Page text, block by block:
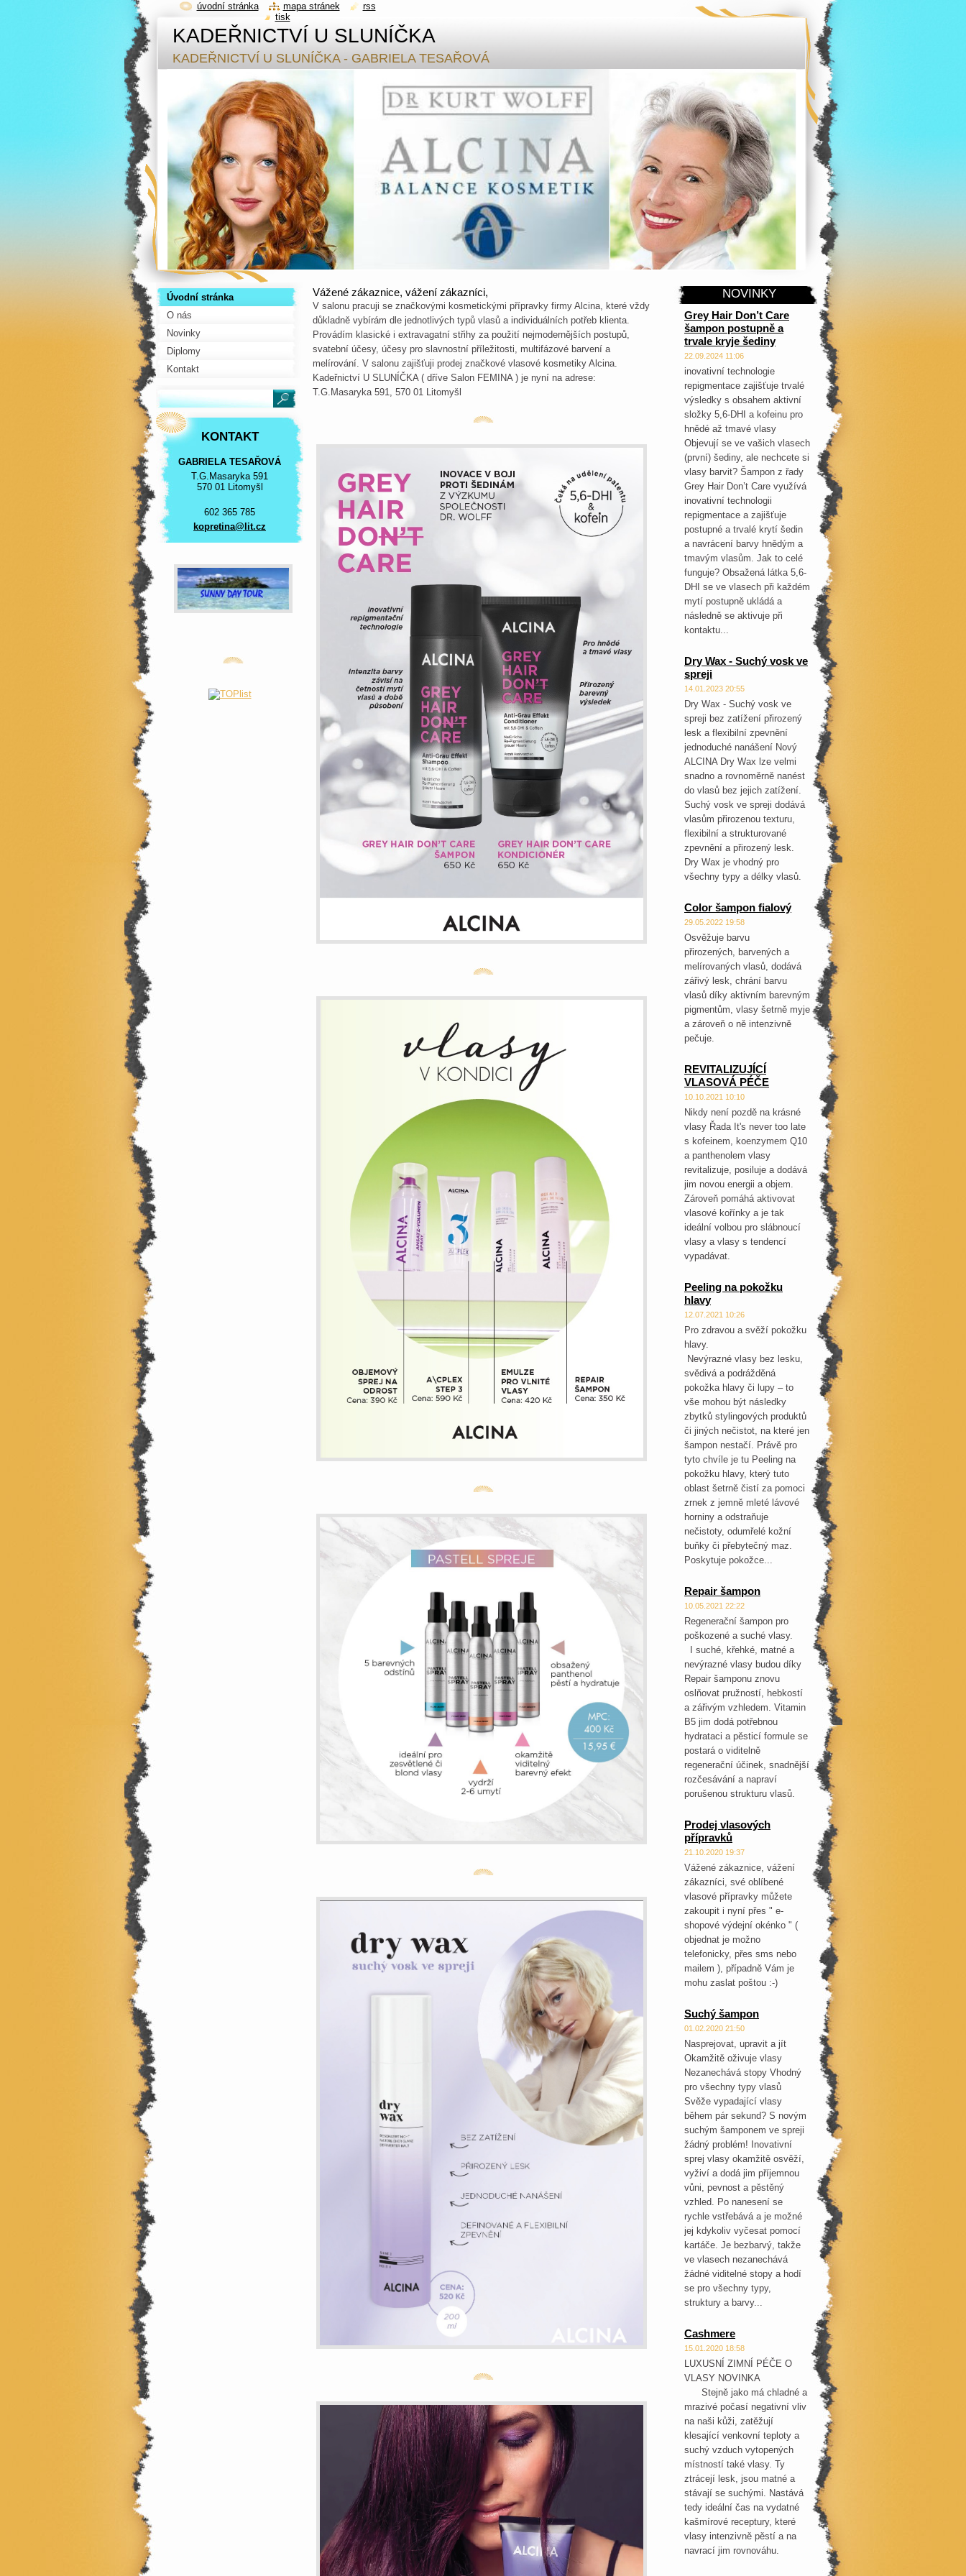
KADEŘNICTVÍ U SLUNÍČKA
KADEŘNICTVÍ U SLUNÍČKA - GABRIELA TESAŘOVÁ
Vážené zákaznice, vážení zákazníci,
V salonu pracuji se značkovými kosmetickými přípravky firmy Alcina, které vždy
důkladně vybírám dle jednotlivých typů vlasů a individuálních potřeb klienta.
Provádím klasické i extravagatní střihy za použití nejmodernějších postupů,
svatební účesy, účesy pro slavnostní příležitosti, multifázové barvení a
melírování. V salonu zajišťuji prodej značkové vlasové kosmetiky Alcina.
Kadeřnictví U SLUNÍČKA ( dříve Salon FEMINA ) je nyní na adrese:
T.G.Masaryka 591, 570 01 Litomyšl
Úvodní stránka
O nás
Novinky
Diplomy
Kontakt
KONTAKT
GABRIELA TESAŘOVÁ
T.G.Masaryka 591
570 01 Litomyšl
602 365 785
kopretina@lit.cz
NOVINKY
Grey Hair Don’t Care
šampon postupně a
trvale kryje šediny
22.09.2024 11:06
inovativní technologie
repigmentace zajišťuje trvalé
výsledky s obsahem aktivní
složky 5,6-DHI a kofeinu pro
hnědé až tmavé vlasy
Objevují se ve vašich vlasech
(první) šediny, ale nechcete si
vlasy barvit? Šampon z řady
Grey Hair Don’t Care využívá
inovativní technologii
repigmentace a zajišťuje
postupné a trvalé krytí šedin
a navrácení barvy hnědým a
tmavým vlasům. Jak to celé
funguje? Obsažená látka 5,6-
DHI se ve vlasech při každém
mytí postupně ukládá a
následně se aktivuje při
kontaktu...
Dry Wax - Suchý vosk ve
spreji
14.01.2023 20:55
Dry Wax - Suchý vosk ve
spreji bez zatížení přirozený
lesk a flexibilní zpevnění
jednoduché nanášení Nový
ALCINA Dry Wax lze velmi
snadno a rovnoměrně nanést
do vlasů bez jejich zatížení.
Suchý vosk ve spreji dodává
vlasům přirozenou texturu,
flexibilní a strukturované
zpevnění a přirozený lesk.
Dry Wax je vhodný pro
všechny typy a délky vlasů.
Color šampon fialový
29.05.2022 19:58
Osvěžuje barvu
přirozených, barvených a
melírovaných vlasů, dodává
zářivý lesk, chrání barvu
vlasů díky aktivním barevným
pigmentům, vlasy šetrně myje
a zároveň o ně intenzivně
pečuje.
REVITALIZUJÍCÍ
VLASOVÁ PÉČE
10.10.2021 10:10
Nikdy není pozdě na krásné
vlasy Řada It's never too late
s kofeinem, koenzymem Q10
a panthenolem vlasy
revitalizuje, posiluje a dodává
jim novou energii a objem.
Zároveň pomáhá aktivovat
vlasové kořínky a je tak
ideální volbou pro slábnoucí
vlasy a vlasy s tendencí
vypadávat.
Peeling na pokožku
hlavy
12.07.2021 10:26
Pro zdravou a svěží pokožku
hlavy.
Nevýrazné vlasy bez lesku,
svědivá a podrážděná
pokožka hlavy či lupy – to
vše mohou být následky
zbytků stylingových produktů
či jiných nečistot, na které jen
šampon nestačí. Právě pro
tyto chvíle je tu Peeling na
pokožku hlavy, který tuto
oblast šetrně čistí za pomoci
zrnek z jemně mleté lávové
horniny a odstraňuje
nečistoty, odumřelé kožní
buňky či přebytečný maz.
Poskytuje pokožce...
Repair šampon
10.05.2021 22:22
Regenerační šampon pro
poškozené a suché vlasy.
I suché, křehké, matné a
nevýrazné vlasy budou díky
Repair šamponu znovu
oslňovat pružností, hebkostí
a zářivým vzhledem. Vitamin
B5 jim dodá potřebnou
hydrataci a pěsticí formule se
postará o viditelně
regenerační účinek, snadnější
rozčesávání a napraví
porušenou strukturu vlasů.
Prodej vlasových
přípravků
21.10.2020 19:37
Vážené zákaznice, vážení
zákazníci, své oblíbené
vlasové přípravky můžete
zakoupit i nyní přes " e-
shopové výdejní okénko " (
objednat je možno
telefonicky, přes sms nebo
mailem ), případně Vám je
mohu zaslat poštou :-)
Suchý šampon
01.02.2020 21:50
Nasprejovat, upravit a jít
Okamžitě oživuje vlasy
Nezanechává stopy Vhodný
pro všechny typy vlasů
Svěže vypadající vlasy
během pár sekund? S novým
suchým šamponem ve spreji
žádný problém! Inovativní
sprej vlasy okamžitě osvěží,
vyživí a dodá jim příjemnou
vůni, pevnost a pěstěný
vzhled. Po nanesení se
rychle vstřebává a je možné
jej kdykoliv vyčesat pomocí
kartáče. Je bezbarvý, takže
ve vlasech nezanechává
žádné viditelné stopy a hodí
se pro všechny typy,
struktury a barvy...
Cashmere
15.01.2020 18:58
LUXUSNÍ ZIMNÍ PÉČE O
VLASY NOVINKA
Stejně jako má chladné a
mrazivé počasí negativní vliv
na naši kůži, zatěžují
klesající venkovní teploty a
suchý vzduch vytopených
místností také vlasy. Ty
ztrácejí lesk, jsou matné a
stávají se suchými. Nastává
tedy ideální čas na vydatné
kašmírové receptury, které
vlasy intenzivně pěstí a na
navrací jim rovnováhu.
úvodní stránka mapa stránek
rss
tisk